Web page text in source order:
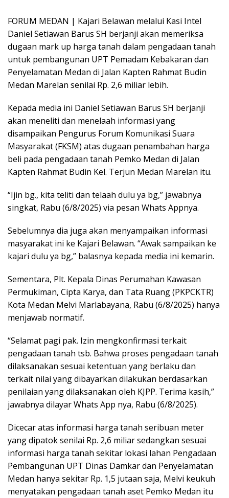
FORUM MEDAN | Kajari Belawan melalui Kasi Intel
Daniel Setiawan Barus SH berjanji akan memeriksa
dugaan mark up harga tanah dalam pengadaan tanah
untuk pembangunan UPT Pemadam Kebakaran dan
Penyelamatan Medan di Jalan Kapten Rahmat Budin
Medan Marelan senilai Rp. 2,6 miliar lebih.
Kepada media ini Daniel Setiawan Barus SH berjanji
akan meneliti dan menelaah informasi yang
disampaikan Pengurus Forum Komunikasi Suara
Masyarakat (FKSM) atas dugaan penambahan harga
beli pada pengadaan tanah Pemko Medan di Jalan
Kapten Rahmat Budin Kel. Terjun Medan Marelan itu.
“Ijin bg., kita teliti dan telaah dulu ya bg,” jawabnya
singkat, Rabu (6/8/2025) via pesan Whats Appnya.
Sebelumnya dia juga akan menyampaikan informasi
masyarakat ini ke Kajari Belawan. “Awak sampaikan ke
kajari dulu ya bg,” balasnya kepada media ini kemarin.
Sementara, Plt. Kepala Dinas Perumahan Kawasan
Permukiman, Cipta Karya, dan Tata Ruang (PKPCKTR)
Kota Medan Melvi Marlabayana, Rabu (6/8/2025) hanya
menjawab normatif.
“Selamat pagi pak. Izin mengkonfirmasi terkait
pengadaan tanah tsb. Bahwa proses pengadaan tanah
dilaksanakan sesuai ketentuan yang berlaku dan
terkait nilai yang dibayarkan dilakukan berdasarkan
penilaian yang dilaksanakan oleh KJPP. Terima kasih,”
jawabnya dilayar Whats App nya, Rabu (6/8/2025).
Dicecar atas informasi harga tanah seribuan meter
yang dipatok senilai Rp. 2,6 miliar sedangkan sesuai
informasi harga tanah sekitar lokasi lahan Pengadaan
Pembangunan UPT Dinas Damkar dan Penyelamatan
Medan hanya sekitar Rp. 1,5 jutaan saja, Melvi keukuh
menyatakan pengadaan tanah aset Pemko Medan itu